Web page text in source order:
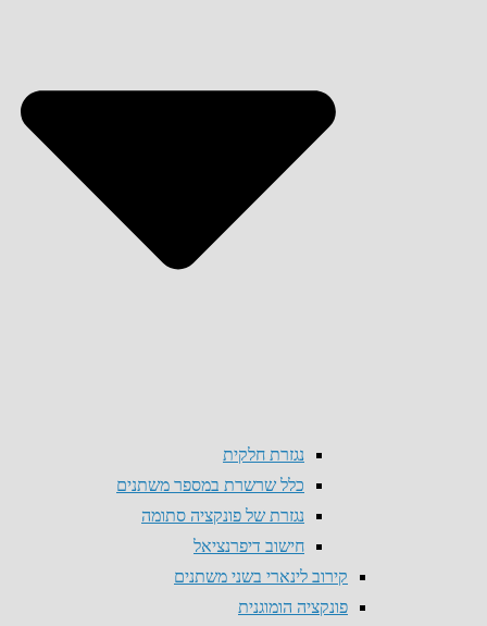
נגזרת חלקית
כלל שרשרת במספר משתנים
נגזרת של פונקציה סתומה
חישוב דיפרנציאל
קירוב לינארי בשני משתנים
פונקציה הומוגנית